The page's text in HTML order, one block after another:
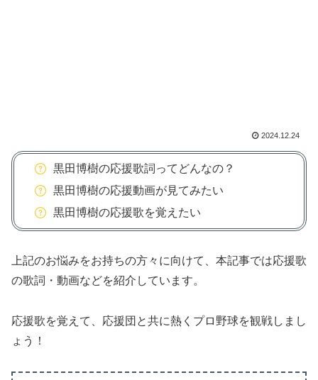
2024.12.24
黒田博樹の応援歌詞ってどんなの？
黒田博樹の応援動画が見てみたい
黒田博樹の応援歌を覚えたい
上記のお悩みをお持ちの方々に向けて、本記事では応援歌
の歌詞・動画などを紹介しています。
応援歌を覚えて、応援団と共に熱くプロ野球を観戦しまし
ょう！